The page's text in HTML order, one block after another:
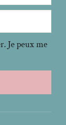
Je peux me